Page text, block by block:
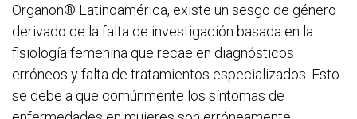
Organon® Latinoamérica, existe un sesgo de género
derivado de la falta de investigación basada en la
fisiología femenina que recae en diagnósticos
erróneos y falta de tratamientos especializados. Esto
se debe a que comúnmente los síntomas de